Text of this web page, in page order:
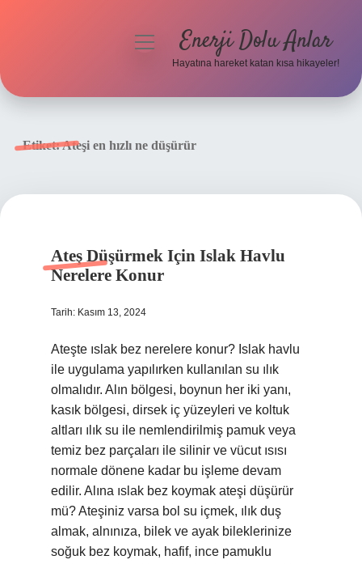
menüyüEnerji Dolu Anlar
Hayatına hareket katan kısa hikayeler!
Etiket:Ateşi en hızlı ne düşürür
Ateş Düşürmek Için Islak Havlu
Nerelere Konur
Tarih: Kasım 13, 2024
Ateşte ıslak bez nerelere konur? Islak havlu
ile uygulama yapılırken kullanılan su ılık
olmalıdır. Alın bölgesi, boynun her iki yanı,
kasık bölgesi, dirsek iç yüzeyleri ve koltuk
altları ılık su ile nemlendirilmiş pamuk veya
temiz bez parçaları ile silinir ve vücut ısısı
normale dönene kadar bu işleme devam
edilir. Alına ıslak bez koymak ateşi düşürür
mü? Ateşiniz varsa bol su içmek, ılık duş
almak, alnınıza, bilek ve ayak bileklerinize
soğuk bez koymak, hafif, ince pamuklu